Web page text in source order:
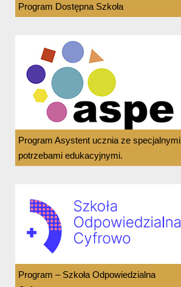
Program Dostępna Szkoła
Program Asystent ucznia ze specjalnymi
potrzebami edukacyjnymi.
Program – Szkoła Odpowiedzialna